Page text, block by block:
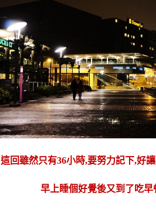
這回雖然只有36小時,要努力記下,好
早上睡個好覺後又到了吃早